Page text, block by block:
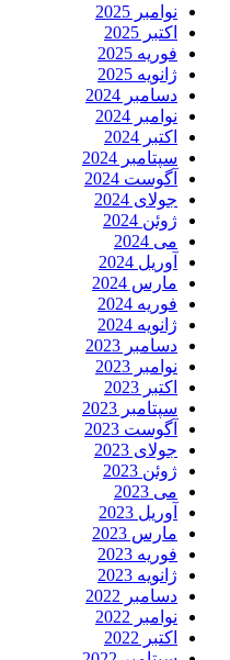
نوامبر 2025
اکتبر 2025
فوریه 2025
ژانویه 2025
دسامبر 2024
نوامبر 2024
اکتبر 2024
سپتامبر 2024
آگوست 2024
جولای 2024
ژوئن 2024
می 2024
آوریل 2024
مارس 2024
فوریه 2024
ژانویه 2024
دسامبر 2023
نوامبر 2023
اکتبر 2023
سپتامبر 2023
آگوست 2023
جولای 2023
ژوئن 2023
می 2023
آوریل 2023
مارس 2023
فوریه 2023
ژانویه 2023
دسامبر 2022
نوامبر 2022
اکتبر 2022